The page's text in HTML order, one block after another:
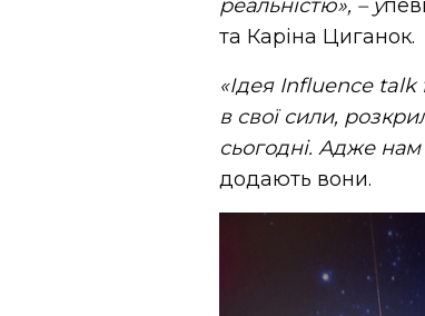
реальністю», – у
та Каріна Циганок.
«Ідея Influence
в свої сили,
сьогодні. Адже нам
додають вони.